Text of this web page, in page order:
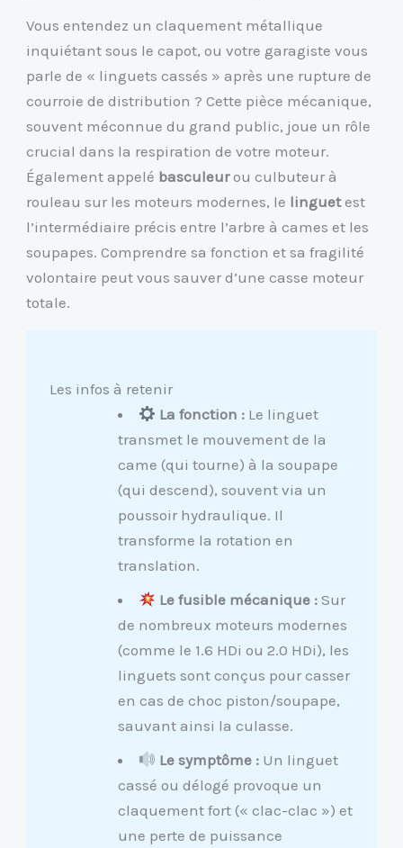
Vous entendez un claquement métallique
inquiétant sous le capot, ou votre garagiste vous
parle de « linguets cassés » après une rupture de
courroie de distribution ? Cette pièce mécanique,
souvent méconnue du grand public, joue un rôle
crucial dans la respiration de votre moteur.
Également appelé basculeurou culbuteur à
rouleau sur les moteurs modernes, le linguetest
l’intermédiaire précis entre l’arbre à cames et les
soupapes. Comprendre sa fonction et sa fragilité
volontaire peut vous sauver d’une casse moteur
totale.
Les infos à retenir
La fonction : Le linguet
transmet le mouvement de la
came (qui tourne) à la soupape
(qui descend), souvent via un
poussoir hydraulique. Il
transforme la rotation en
translation.
Le fusible mécanique : Sur
de nombreux moteurs modernes
(comme le 1.6 HDi ou 2.0 HDi), les
linguets sont conçus pour casser
en cas de choc piston/soupape,
sauvant ainsi la culasse.
Le symptôme : Un linguet
cassé ou délogé provoque un
claquement fort (« clac-clac ») et
une perte de puissance